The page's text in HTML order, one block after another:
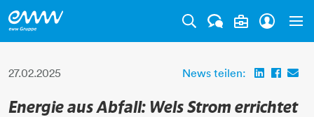
27.02.2025 News teilen:
Energie aus Abfall: Wels Strom errichtet